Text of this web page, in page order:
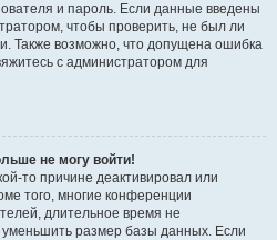
и пароль. Если данные введены
чтобы проверить, не был ли
Также возможно, что допущена ошибка
с администратором для
не могу войти!
то причине деактивировал или
того, многие конференции
длительное время не
размер базы данных. Если